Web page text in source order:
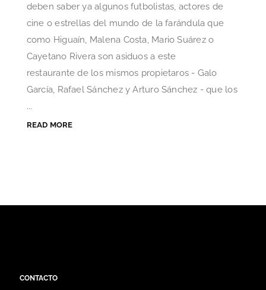
deben saber ya algunos futbolistas, actores de
cine o estrellas del mundo de la farándula que
como Higuaín, Malena Costa, Mario Suárez o
Cayetano Rivera son asiduos a este
restaurante de los mismos propietaros - Galo
García, Rafael Sánchez y Arturo Sánchez - que los
...
READ MORE
CONTACTO